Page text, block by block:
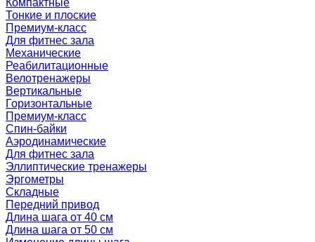
Компактные
Тонкие и плоские
Премиум-класс
Для фитнес зала
Механические
Реабилитационные
Велотренажеры
Вертикальные
Горизонтальные
Премиум-класс
Спин-байки
Аэродинамические
Для фитнес зала
Эллиптические тренажеры
Эргометры
Складные
Передний привод
Длина шага от 40 см
Длина шага от 50 см